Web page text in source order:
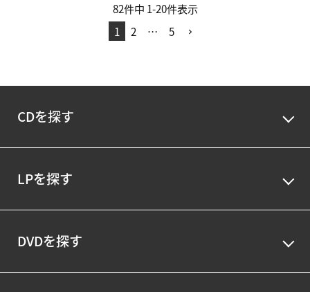
82件中 1-20件表示
1
2 … 5
CDを探す
LPを探す
DVDを探す